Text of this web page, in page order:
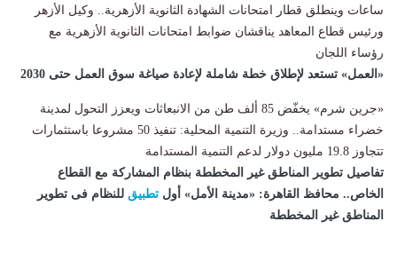
ساعات وينطلق قطار امتحانات الشهادة الثانوية الأزهرية.. وكيل الأزهر
ورئيس قطاع المعاهد يناقشان ضوابط امتحانات الثانوية الأزهرية مع
رؤساء اللجان
«العمل» تستعد لإطلاق خطة شاملة لإعادة صياغة سوق العمل حتى 2030
«جرين شرم» يخفّض 85 ألف طن من الانبعاثات ويعزز التحول لمدينة
خضراء مستدامة.. وزيرة التنمية المحلية: تنفيذ 50 مشروعا باستثمارات
تتجاوز 19.8 مليون دولار لدعم التنمية المستدامة
تفاصيل تطوير المناطق غير المخططة بنظام المشاركة مع القطاع
الخاص.. محافظ القاهرة: «مدينة الأمل» أول تطبيق للنظام فى تطوير
المناطق غير المخططة